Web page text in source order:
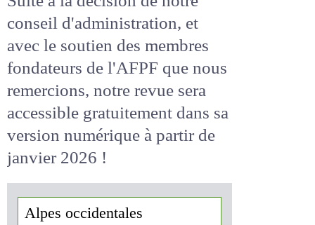
Suite à la décision de notre
conseil d'administration, et
avec le soutien des membres
fondateurs de l'AFPF que nous
remercions, notre revue sera
accessiblegratuitementdans
sa version numérique
de janvier 2026 !